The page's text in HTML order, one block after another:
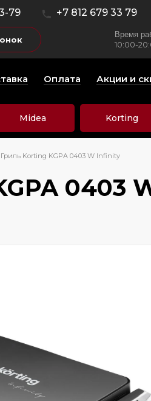
79 +7 812 679 33 79
Время
10:00-
Оплата Акции и
Midea Korting
Гриль Korting KGPA 0403 W Infinity
0403